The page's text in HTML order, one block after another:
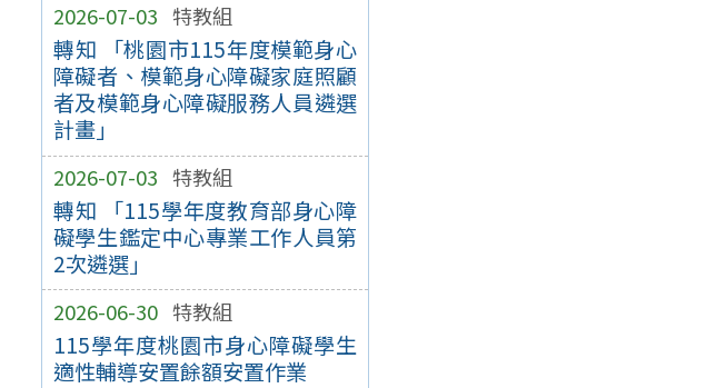
2026-07-03 特教組
轉知 「桃園市115年度模範身心
障礙者、模範身心障礙家庭照顧
者及模範身心障礙服務人員遴選
計畫」
2026-07-03 特教組
轉知 「115學年度教育部身心障
礙學生鑑定中心專業工作人員第
2次遴選」
2026-06-30 特教組
115學年度桃園市身心障礙學生
適性輔導安置餘額安置作業